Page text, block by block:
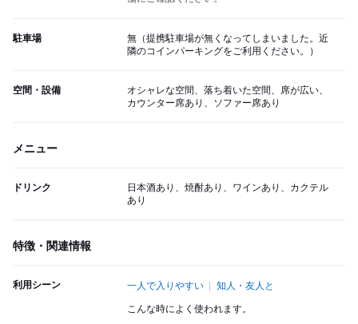
駐車場
無（提携駐車場が無くなってしまいました。近
隣のコインパーキングをご利用ください。）
空間・設備
オシャレな空間、落ち着いた空間、席が広い、
カウンター席あり、ソファー席あり
メニュー
ドリンク
日本酒あり、焼酎あり、ワインあり、カクテル
あり
特徴・関連情報
利用シーン 一人で入りやすい 知人・友人と
こんな時によく使われます。